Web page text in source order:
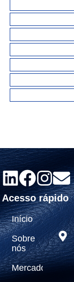
Acesso rápido
Início
Sobre
nós
Mercados